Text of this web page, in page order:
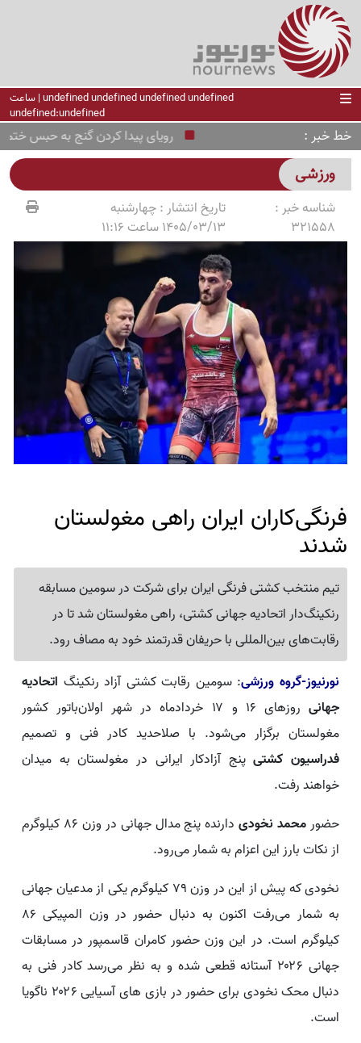
undefined undefined undefined undefined | ساعت
undefined:undefined
خط خبر رویای پیدا کردن گنج به حبس ختم شد؛ دستگیری 4 حفار
ورزشی
شناسه خبر :
321558
تاریخ انتشار :چهارشنبه
1405/03/13 ساعت 11:16
فرنگی‌کاران ایران راهی مغولستان
شدند
تیم منتخب کشتی فرنگی ایران برای شرکت در سومین مسابقه
رنکینگ‌دار اتحادیه جهانی کشتی، راهی مغولستان شد تا در
رقابت‌های بین‌المللی با حریفان قدرتمند خود به مصاف رود.
نورنیوز-گروه ورزشی: سومین رقابت‌ کشتی آزاد رنکینگ اتحادیه
جهانی
روزهای ۱۶ و ۱۷ خردادماه در شهر اولان‌باتور کشور
مغولستان برگزار می‌شود. با صلاحدید کادر فنی و تصمیم
فدراسیون کشتیپنج آزادکار ایرانی در مغولستان به میدان
خواهند رفت.
حضورمحمد نخودی
دارنده پنج مدال جهانی در وزن ۸۶ کیلوگرم
از نکات بارز این اعزام به شمار می‌رود.
نخودی که پیش از این در وزن ۷۹ کیلوگرم یکی از مدعیان جهانی
به شمار می‌رفت اکنون به دنبال حضور در وزن المپیکی ۸۶
کیلوگرم است. در این وزن حضور کامران قاسمپور در مسابقات
جهانی ۲۰۲۶ آستانه قطعی شده و به نظر می‌رسد کادر فنی به
دنبال محک نخودی برای حضور در بازی های آسیایی ۲۰۲۶ ناگویا
است.